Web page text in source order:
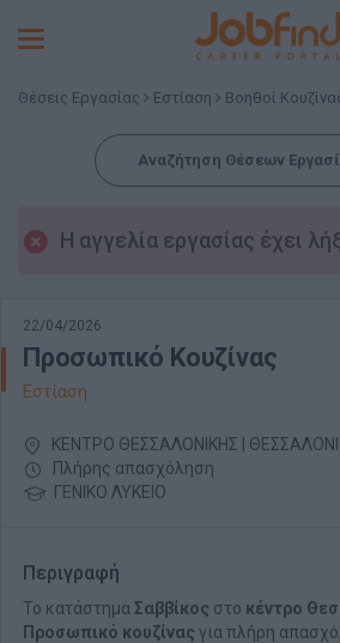
Toggle
Θέσεις Εργασίας Εστίαση Βοηθοί
Αναζήτηση Θέσεων
Η αγγελία εργασίας έχει
22/04/2026
Προσωπικό Κουζίνας
Εστίαση
ΚΕΝΤΡΟ ΘΕΣΣΑΛΟΝΙΚΗΣ |
Πλήρης απασχόληση
ΓΕΝΙΚΟ ΛΥΚΕΙΟ
Περιγραφή
Το κατάστημα Σαββίκος στο κέντρο
Προσωπικό κουζίνας για πλήρη